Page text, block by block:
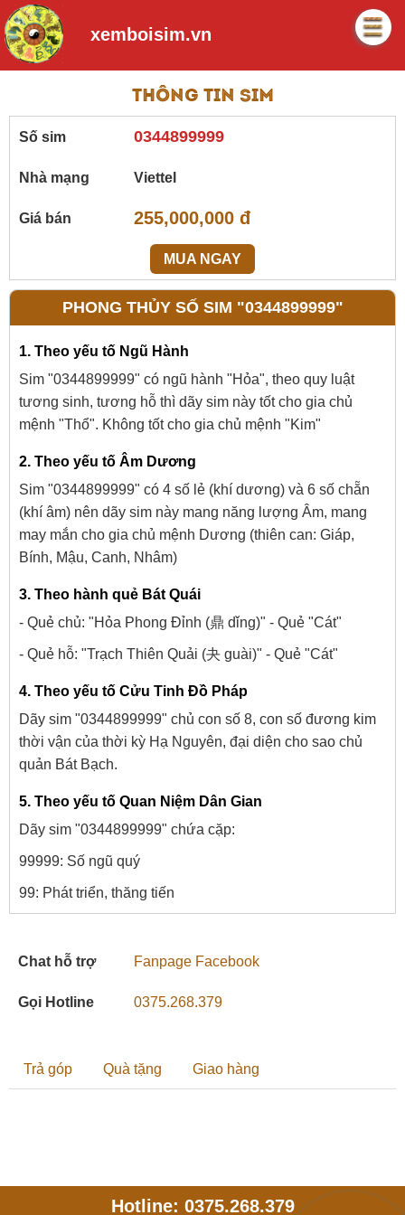
xemboisim.vn
Thông tin sim
Số sim 0344899999
Nhà mạng Viettel
Giá bán 255,000,000 đ
MUA NGAY
PHONG THỦY SỐ SIM "0344899999"
1. Theo yếu tố Ngũ Hành
Sim "0344899999" có ngũ hành "Hỏa", theo quy luật
tương sinh, tương hỗ thì dãy sim này tốt cho gia chủ
mệnh "Thổ". Không tốt cho gia chủ mệnh "Kim"
2. Theo yếu tố Âm Dương
Sim "0344899999" có 4 số lẻ (khí dương) và 6 số chẵn
(khí âm) nên dãy sim này mang năng lượng Âm, mang
may mắn cho gia chủ mệnh Dương (thiên can: Giáp,
Bính, Mậu, Canh, Nhâm)
3. Theo hành quẻ Bát Quái
- Quẻ chủ: "Hỏa Phong Đỉnh (鼎 dǐng)" - Quẻ "Cát"
- Quẻ hỗ: "Trạch Thiên Quải (夬 guài)" - Quẻ "Cát"
4. Theo yếu tố Cửu Tinh Đồ Pháp
Dãy sim "0344899999" chủ con số 8, con số đương kim
thời vận của thời kỳ Hạ Nguyên, đại diện cho sao chủ
quản Bát Bạch.
5. Theo yếu tố Quan Niệm Dân Gian
Dãy sim "0344899999" chứa cặp:
99999: Số ngũ quý
99: Phát triển, thăng tiến
Chat hỗ trợ Fanpage Facebook
Gọi Hotline 0375.268.379
Trả góp Quà tặng Giao hàng
Hotline: 0375.268.379